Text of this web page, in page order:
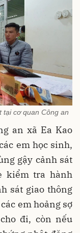
tại cơ quan Công an
an xã Ea Kao
em học sinh,
gậy cảnh sát
kiểm tra hành
sát giao thông
em hoảng sợ
đi, còn nếu